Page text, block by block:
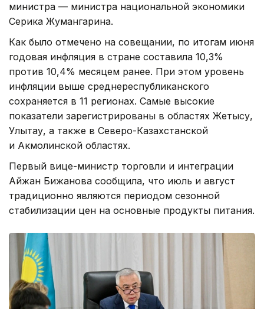
министра — министра национальной экономики
Серика Жумангарина.
Как было отмечено на совещании, по итогам июня
годовая инфляция в стране составила 10,3%
против 10,4% месяцем ранее. При этом уровень
инфляции выше среднереспубликанского
сохраняется в 11 регионах. Самые высокие
показатели зарегистрированы в областях Жетысу,
Улытау, а также в Северо-Казахстанской
и Акмолинской областях.
Первый вице-министр торговли и интеграции
Айжан Бижанова сообщила, что июль и август
традиционно являются периодом сезонной
стабилизации цен на основные продукты питания.